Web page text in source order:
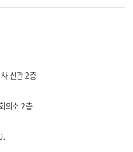
신관 2층
의소 2층